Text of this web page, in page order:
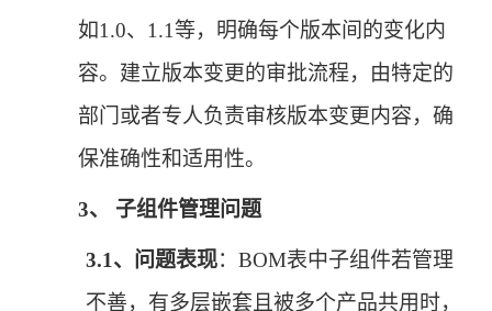
如1.0、1.1等，明确每个版本间的变化内
容。建立版本变更的审批流程，由特定的
部门或者专人负责审核版本变更内容，确
保准确性和适用性。
3、 子组件管理问题
3.1、 问题表现：BOM表中子组件若管理
不善，有多层嵌套且被多个产品共用时，